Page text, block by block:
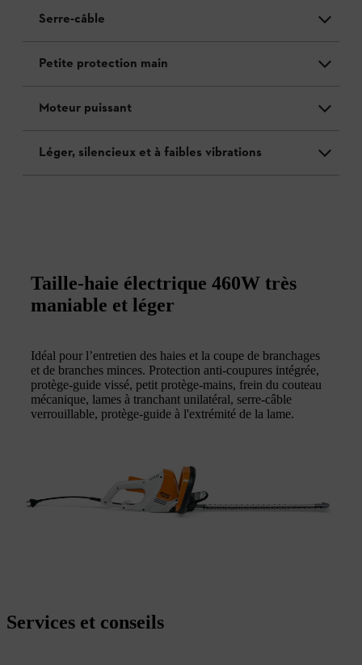
Serre-câble
Petite protection main
Moteur puissant
Léger, silencieux et à faibles vibrations
Taille-haie électrique 460W très
maniable et léger
Idéal pour l’entretien des haies et la coupe de branchages
et de branches minces. Protection anti-coupures intégrée,
protège-guide vissé, petit protège-mains, frein du couteau
mécanique, lames à tranchant unilatéral, serre-câble
verrouillable, protège-guide à l'extrémité de la lame.
Services et conseils